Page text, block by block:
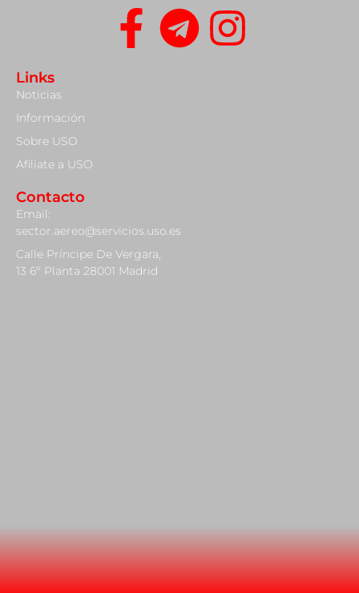
Links
Noticias
Información
Sobre USO
Afiliate a USO
Contacto
Email:
sector.aereo@servicios.uso.es
Calle Príncipe De Vergara,
13 6º Planta 28001 Madrid